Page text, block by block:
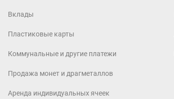
Вклады
Пластиковые карты
Коммунальные и другие платежи
Продажа монет и драгметаллов
Аренда индивидуальных ячеек